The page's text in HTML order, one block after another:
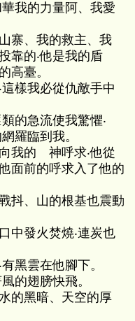
我的力量阿、我愛
寨、我的救主、我
靠的‧他是我的盾
高臺。
樣我必從仇敵手中
的急流使我驚懼‧
羅臨到我。
我的 神呼求‧他從
面前的呼求入了他的
抖、山的根基也震動
中發火焚燒‧連炭也
黑雲在他腳下。
的翅膀快飛。
的黑暗、天空的厚